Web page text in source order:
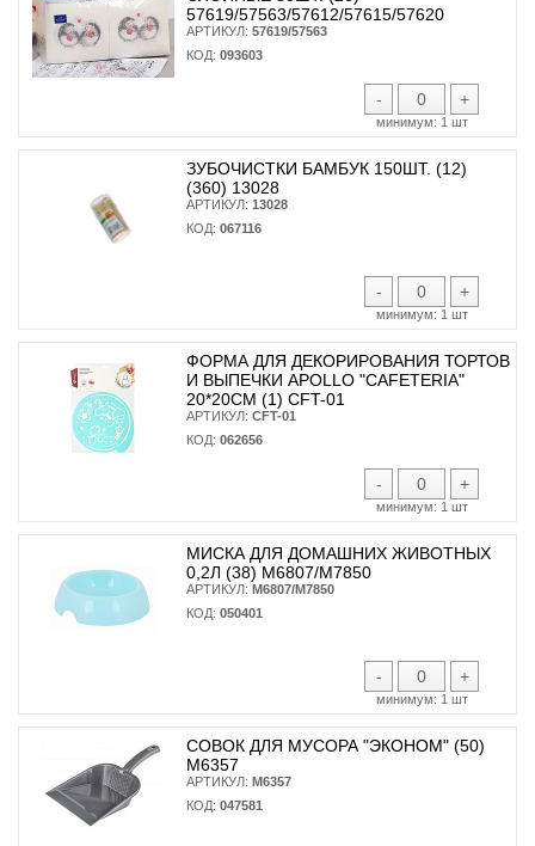
57619/57563/57612/57615/57620
АРТИКУЛ: 57619/57563
КОД: 093603
- +
минимум: 1 шт
ЗУБОЧИСТКИ БАМБУК 150ШТ. (12)
(360) 13028
АРТИКУЛ: 13028
КОД: 067116
- +
минимум: 1 шт
ФОРМА ДЛЯ ДЕКОРИРОВАНИЯ ТОРТОВ
И ВЫПЕЧКИ APOLLO "CAFETERIA"
20*20СМ (1) CFT-01
АРТИКУЛ: CFT-01
КОД: 062656
- +
минимум: 1 шт
МИСКА ДЛЯ ДОМАШНИХ ЖИВОТНЫХ
0,2Л (38) М6807/М7850
АРТИКУЛ: М6807/М7850
КОД: 050401
- +
минимум: 1 шт
СОВОК ДЛЯ МУСОРА "ЭКОНОМ" (50)
М6357
АРТИКУЛ: М6357
КОД: 047581